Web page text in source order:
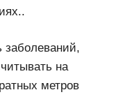
заболеваний,
на
метров